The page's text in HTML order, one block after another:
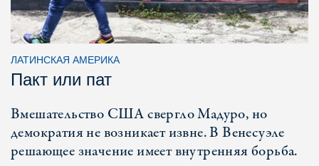
ЛАТИНСКАЯ АМЕРИКА
Пакт или пат
Вмешательство США свергло Мадуро, но
демократия не возникает извне. В Венесуэле
решающее значение имеет внутренняя борьба.